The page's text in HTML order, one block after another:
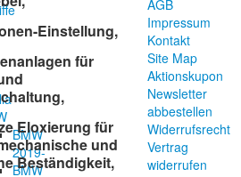
BMW
2019-
BMW
Einstellung,
für
Eloxierung für
und
Beständigkeit,
AGB
Impressum
Kontakt
Site Map
Aktionskupon
Newsletter
abbestellen
Widerrufsrecht
Vertrag
widerrufen